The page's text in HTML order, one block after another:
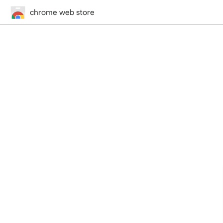
chrome web store